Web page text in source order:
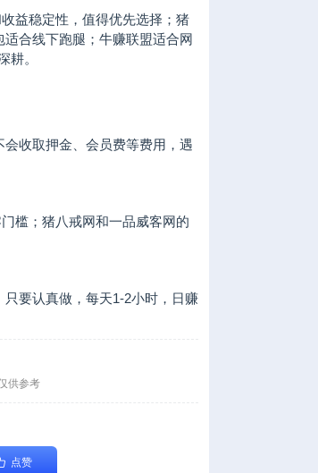
益稳定性，值得优先选择；猪
合线下跑腿；牛赚联盟适合网
耕。
收取押金、会员费等费用，遇
槛；猪八戒网和一品威客网的
要认真做，每天1-2小时，日赚
供参考
点赞